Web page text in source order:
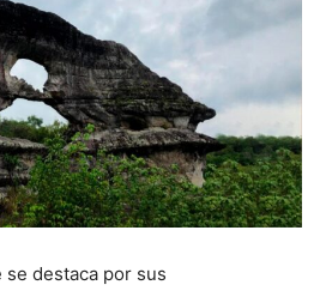
se destaca por sus